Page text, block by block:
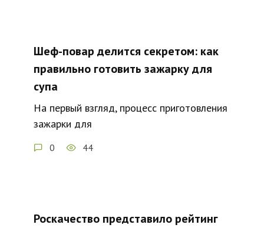
Шеф-повар делится секретом: как
правильно готовить зажарку для
супа
На первый взгляд, процесс приготовления
зажарки для
0 44
Роскачество представило рейтинг